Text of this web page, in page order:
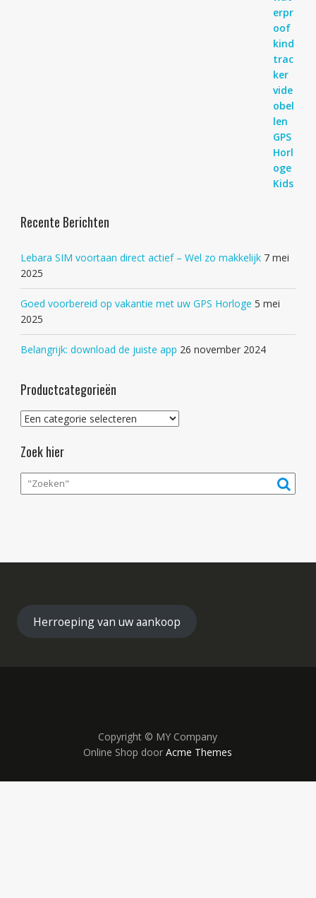
Recente Berichten
Lebara SIM voortaan direct actief – Wel zo makkelijk 7 mei
2025
Goed voorbereid op vakantie met uw GPS Horloge 5 mei
2025
Belangrijk: download de juiste app 26 november 2024
Productcategorieën
Zoek hier
Herroeping van uw aankoop
Copyright © MY Company
Online Shop doorAcme Themes